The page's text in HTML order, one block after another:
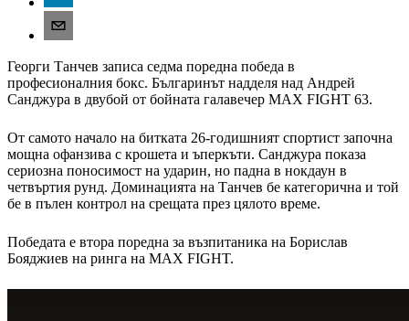
Георги Танчев записа седма поредна победа в
професионалния бокс. Българинът надделя над Андрей
Санджура в двубой от бойната галавечер MAX FIGHT 63.
От самото начало на битката 26-годишният спортист започна
мощна офанзива с крошета и ъперкъти. Санджура показа
сериозна поносимост на ударин, но падна в нокдаун в
четвъртия рунд. Доминацията на Танчев бе категорична и той
бе в пълен контрол на срещата през цялото време.
Победата е втора поредна за възпитаника на Борислав
Бояджиев на ринга нa MAX FIGHT.